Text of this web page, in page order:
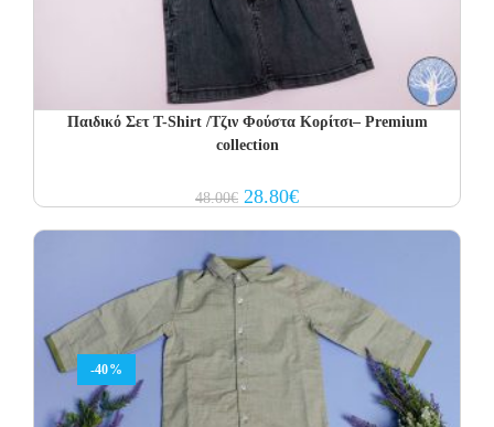
Παιδικό Σετ T-Shirt /Τζιν Φούστα Κορίτσι– Premium
collection
48.00€ Original
price
28.80€Current
price
-40%